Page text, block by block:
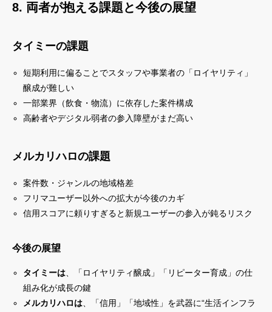
8. 両者が抱える課題と今後の展望
タイミーの課題
短期利用に偏ることでスタッフや事業者の「ロイヤリティ」
醸成が難しい
一部業界（飲食・物流）に依存した案件構成
高齢者やデジタル弱者の参入障壁がまだ高い
メルカリハロの課題
案件数・ジャンルの地域格差
フリマユーザー以外への拡大が今後のカギ
信用スコアに頼りすぎると新規ユーザーの参入が鈍るリスク
今後の展望
タイミーは 、「ロイヤリティ醸成」「リピーター育成」の仕
組み化が成長の鍵
メルカリハロは 、「信用」「地域性」を武器に“生活インフラ